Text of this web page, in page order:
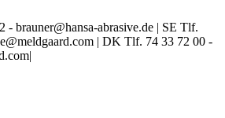
- brauner@hansa-abrasive.de | SE Tlf.
| DK Tlf. 74 33 72 00 -
|